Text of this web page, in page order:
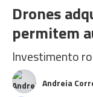
Drones
permitem
Investimento
Andreia